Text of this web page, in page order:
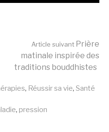
Article suivant Prière
matinale inspirée des
traditions bouddhistes
, Réussir sa vie, Santé
, pression